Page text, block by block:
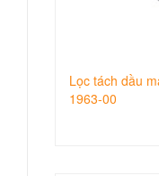
Lọc tách dầu
1963-00